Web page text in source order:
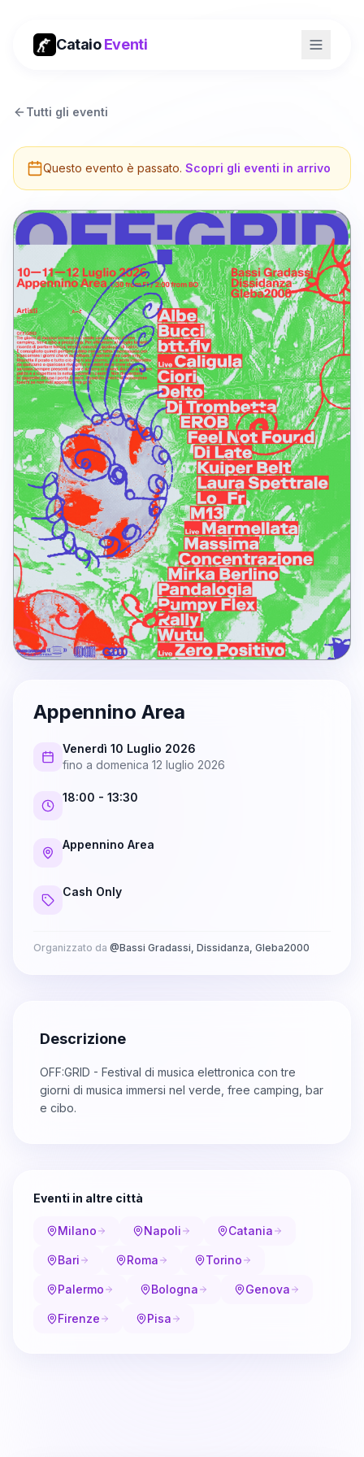
CataioEventi
Tutti gli eventi
Questo evento è passato. Scopri gli eventi in arrivo
Appennino Area
Venerdì 10 Luglio 2026
fino a domenica 12 luglio 2026
18:00 - 13:30
Appennino Area
Cash Only
Organizzato da @Bassi Gradassi, Dissidanza, Gleba2000
Descrizione
OFF:GRID - Festival di musica elettronica con tre
giorni di musica immersi nel verde, free camping, bar
e cibo.
Eventi in altre città
Milano Napoli Catania
Bari Roma Torino
Palermo Bologna Genova
Firenze Pisa